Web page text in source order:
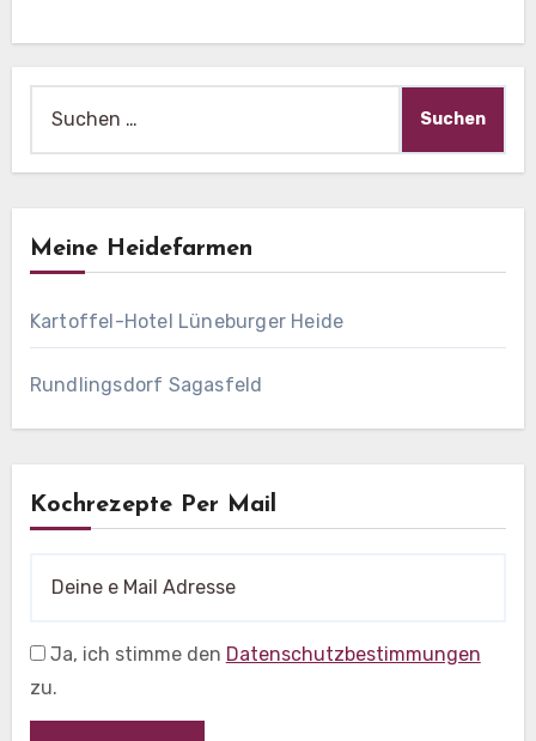
Meine Heidefarmen
Kartoffel-Hotel Lüneburger Heide
Rundlingsdorf Sagasfeld
Kochrezepte Per Mail
Ja, ich stimme den Datenschutzbestimmungen
zu.